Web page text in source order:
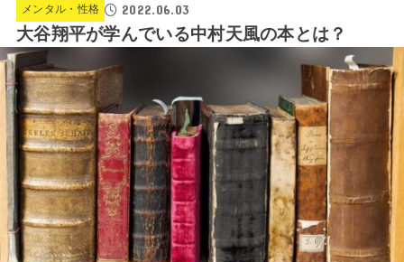
メンタル・性格 2022.06.03
大谷翔平が学んでいる中村天風の本とは？